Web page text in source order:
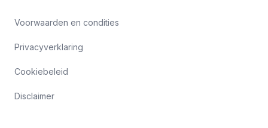
Voorwaarden en condities
Privacyverklaring
Cookiebeleid
Disclaimer